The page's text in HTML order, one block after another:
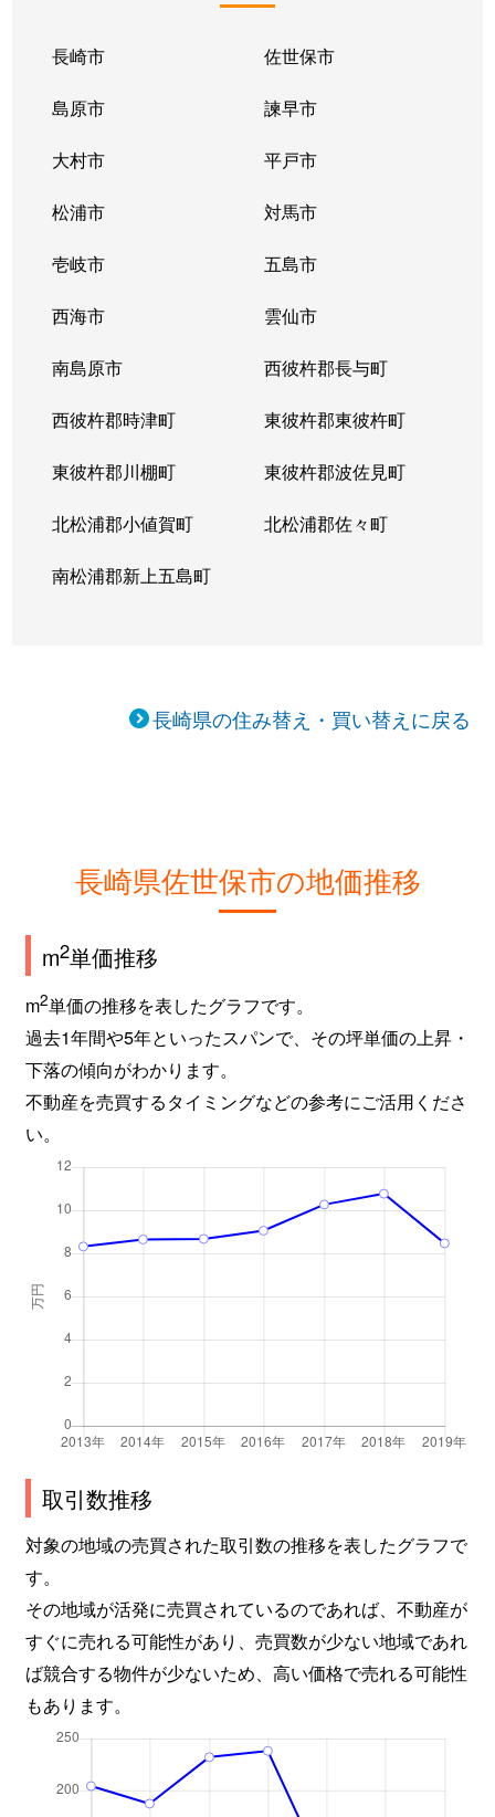
長崎市 佐世保市
島原市 諫早市
大村市 平戸市
松浦市 対馬市
壱岐市 五島市
西海市 雲仙市
南島原市 西彼杵郡長与町
西彼杵郡時津町 東彼杵郡東彼杵町
東彼杵郡川棚町 東彼杵郡波佐見町
北松浦郡小値賀町 北松浦郡佐々町
南松浦郡新上五島町
長崎県の住み替え・買い替えに戻る
長崎県佐世保市の地価推移
m2単価推移
m2単価の推移を表したグラフです。
過去1年間や5年といったスパンで、その坪単価の上昇・
下落の傾向がわかります。
不動産を売買するタイミングなどの参考にご活用くださ
い。
取引数推移
対象の地域の売買された取引数の推移を表したグラフで
す。
その地域が活発に売買されているのであれば、不動産が
すぐに売れる可能性があり、売買数が少ない地域であれ
ば競合する物件が少ないため、高い価格で売れる可能性
もあります。